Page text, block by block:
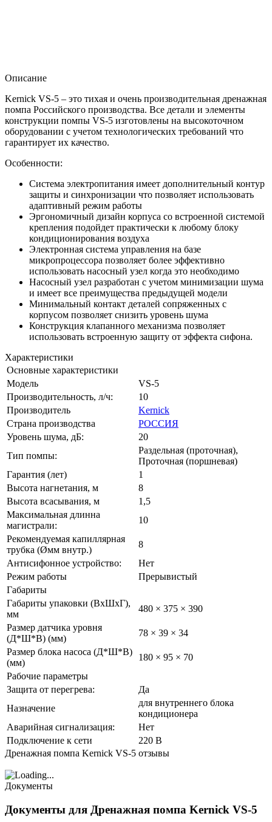
Описание
Kernick VS-5 – это тихая и очень производительная дренажная
помпа Российского производства. Все детали и элементы
конструкции помпы VS-5 изготовлены на высокоточном
оборудовании с учетом технологических требований что
гарантирует их качество.
Особенности:
Система электропитания имеет дополнительный контур
защиты и синхронизации что позволяет использовать
адаптивный режим работы
Эргономичный дизайн корпуса со встроенной системой
крепления подойдет практически к любому блоку
кондиционирования воздуха
Электронная система управления на базе
микропроцессора позволяет более эффективно
использовать насосный узел когда это необходимо
Насосный узел разработан с учетом минимизации шума
и имеет все преимущества предыдущей модели
Минимальный контакт деталей сопряженных с
корпусом позволяет снизить уровень шума
Конструкция клапанного механизма позволяет
использовать встроенную защиту от эффекта сифона.
Характеристики
Основные характеристики
Модель
VS-5
Производительность, л/ч:
10
Производитель
Kernick
Страна производства
РОССИЯ
Уровень шума, дБ:
20
Тип помпы:
Раздельная (проточная),
Проточная (поршневая)
Гарантия (лет)
1
Высота нагнетания, м
8
Высота всасывания, м
1,5
Максимальная длинна
магистрали:
10
Рекомендуемая капиллярная
трубка (Øмм внутр.)
8
Антисифонное устройство:
Нет
Режим работы
Прерывистый
Габариты
Габариты упаковки (ВxШxГ),
мм
480 × 375 × 390
Размер датчика уровня
(Д*Ш*В) (мм)
78 × 39 × 34
Размер блока насоса (Д*Ш*В)
(мм)
180 × 95 × 70
Рабочие параметры
Защита от перегрева:
Да
Назначение
для внутреннего блока
кондиционера
Аварийная сигнализация:
Нет
Подключение к сети
220 В
Дренажная помпа Kernick VS-5 отзывы
Документы
Документы для Дренажная помпа Kernick VS-5